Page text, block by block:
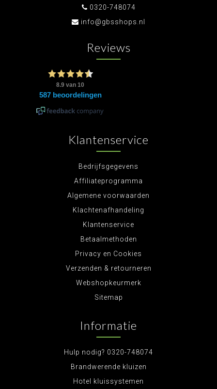
0320-748074
info@gbsshops.nl
Reviews
Klantenservice
Bedrijfsgegevens
Affiliateprogramma
Algemene voorwaarden
Klachtenafhandeling
Klantenservice
Betaalmethoden
Privacy en Cookies
Verzenden & retourneren
Webshopkeurmerk
Sitemap
Informatie
Hulp nodig? 0320-748074
Brandwerende kluizen
Hotel kluissystemen